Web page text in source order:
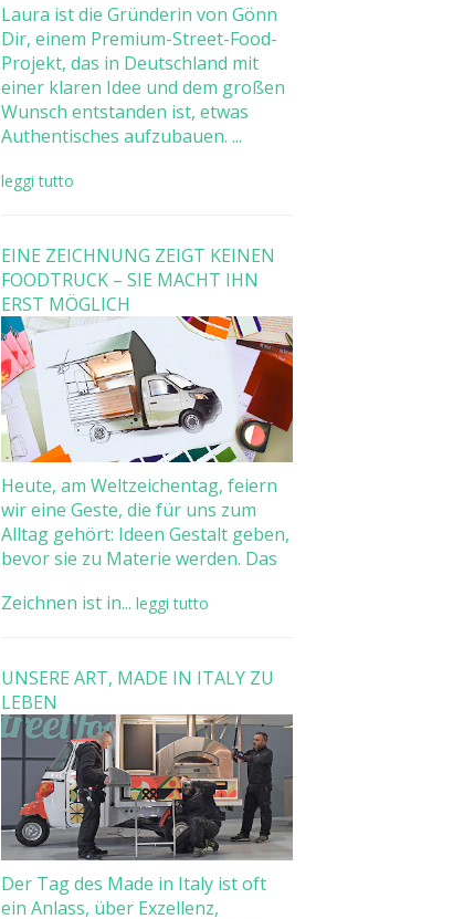
Laura ist die Gründerin von Gönn
Dir, einem Premium-Street-Food-
Projekt, das in Deutschland mit
einer klaren Idee und dem großen
Wunsch entstanden ist, etwas
Authentisches aufzubauen. ...
leggi tutto
EINE ZEICHNUNG ZEIGT KEINEN
FOODTRUCK – SIE MACHT IHN
ERST MÖGLICH
Heute, am Weltzeichentag, feiern
wir eine Geste, die für uns zum
Alltag gehört: Ideen Gestalt geben,
bevor sie zu Materie werden. Das
Zeichnen ist in... leggi tutto
UNSERE ART, MADE IN ITALY ZU
LEBEN
Der Tag des Made in Italy ist oft
ein Anlass, über Exzellenz,